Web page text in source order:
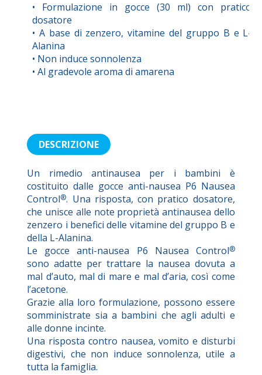
• Formulazione in gocce (30 ml) con pratico
dosatore
• A base di zenzero, vitamine del gruppo B e L-
Alanina
• Non induce sonnolenza
• Al gradevole aroma di amarena
DESCRIZIONE
Un rimedio antinausea per i bambini è
costituito dalle gocce anti-nausea P6 Nausea
Control®. Una risposta, con pratico dosatore,
che unisce alle note proprietà antinausea dello
zenzero i benefici delle vitamine del gruppo B e
della L-Alanina.
Le gocce anti-nausea P6 Nausea Control®
sono adatte per trattare la nausea dovuta a
mal d’auto, mal di mare e mal d’aria, così come
l’acetone.
Grazie alla loro formulazione, possono essere
somministrate sia a bambini che agli adulti e
alle donne incinte.
Una risposta contro nausea, vomito e disturbi
digestivi, che non induce sonnolenza, utile a
tutta la famiglia.